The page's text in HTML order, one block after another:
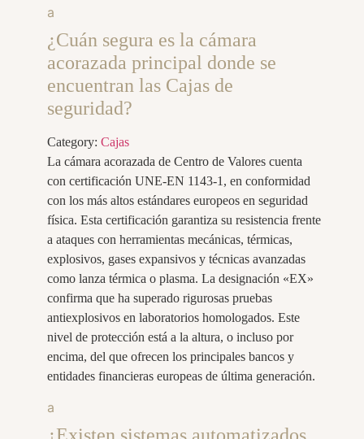
a
¿Cuán segura es la cámara
acorazada principal donde se
encuentran las Cajas de
seguridad?
Category: Cajas
La cámara acorazada de Centro de Valores cuenta
con certificación UNE-EN 1143-1, en conformidad
con los más altos estándares europeos en seguridad
física. Esta certificación garantiza su resistencia frente
a ataques con herramientas mecánicas, térmicas,
explosivos, gases expansivos y técnicas avanzadas
como lanza térmica o plasma. La designación «EX»
confirma que ha superado rigurosas pruebas
antiexplosivos en laboratorios homologados. Este
nivel de protección está a la altura, o incluso por
encima, del que ofrecen los principales bancos y
entidades financieras europeas de última generación.
a